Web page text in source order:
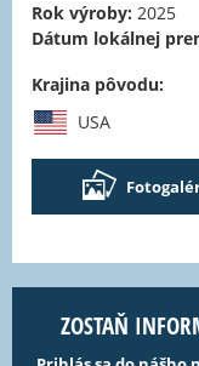
Rok výroby: 2025
Dátum lokálnej
Krajina pôvodu:
USA
ZOSTAŇ